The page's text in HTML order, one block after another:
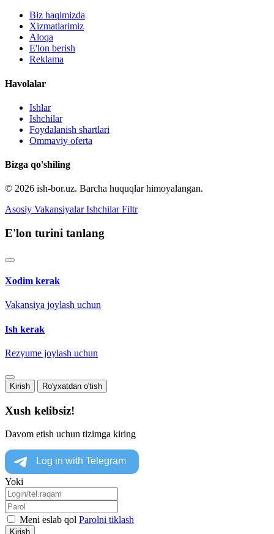
Biz haqimizda
Xizmatlarimiz
Aloqa
E'lon berish
Reklama
Havolalar
Ishlar
Ishchilar
Foydalanish shartlari
Ommaviy oferta
Bizga qo'shiling
© 2026 ish-bor.uz. Barcha huquqlar himoyalangan.
Asosiy Vakansiyalar Ishchilar Filtr
E'lon turini tanlang
Xodim kerak
Vakansiya joylash uchun
Ish kerak
Rezyume joylash uchun
Kirish Ro'yxatdan o'tish
Xush kelibsiz!
Davom etish uchun tizimga kiring
Yoki
Meni eslab qol Parolni tiklash
Kirish